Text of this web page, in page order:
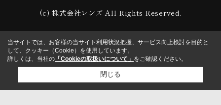
(c) 株式会社レンズ All Rights Reserved.
当サイトでは、お客様の当サイト利用状況把握、サービス向上検討を目的と
して、クッキー（Cookie）を使用しています。
詳しくは、当社の 「Cookieの取扱いについて」 をご確認ください。
閉じる